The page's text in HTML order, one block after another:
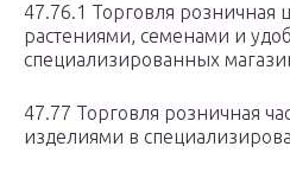
47.76.1 Торговля розничная
растениями, семенами и
специализированных
47.77 Торговля розничная
изделиями в